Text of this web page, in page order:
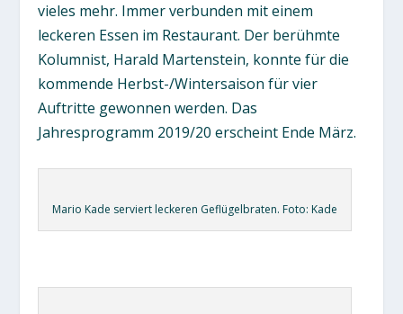
vieles mehr. Immer verbunden mit einem
leckeren Essen im Restaurant. Der berühmte
Kolumnist, Harald Martenstein, konnte für die
kommende Herbst-/Wintersaison für vier
Auftritte gewonnen werden. Das
Jahresprogramm 2019/20 erscheint Ende März.
Mario Kade serviert leckeren Geflügelbraten. Foto: Kade